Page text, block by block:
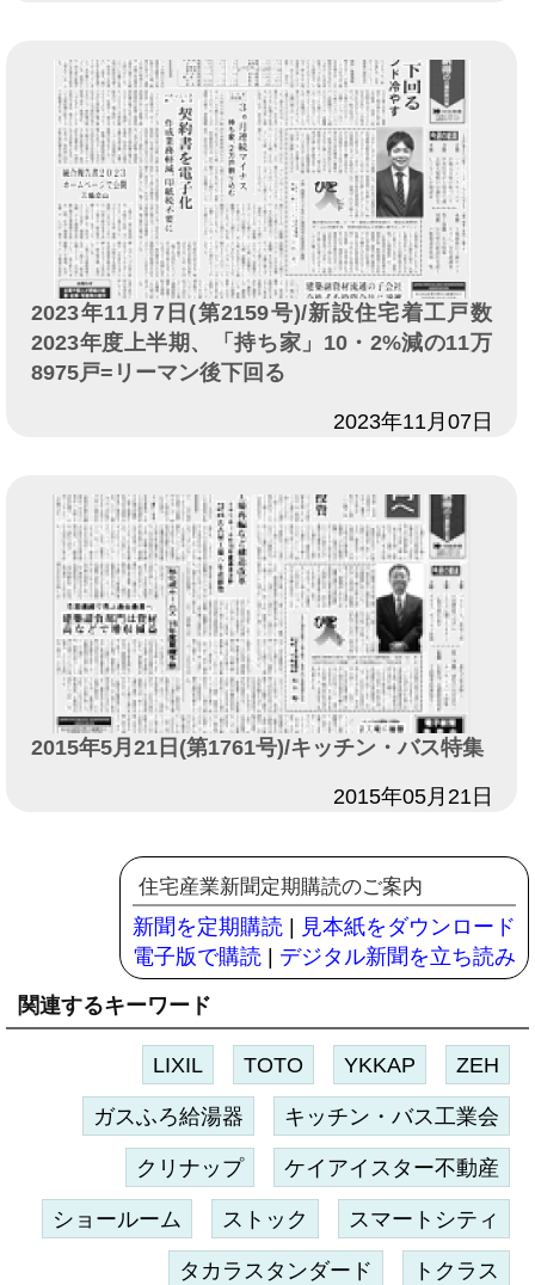
2023年11月7日(第2159号)/新設住宅着工戸数
2023年度上半期、「持ち家」10・2%減の11万
8975戸=リーマン後下回る
2023年11月07日
2015年5月21日(第1761号)/キッチン・バス特集
2015年05月21日
住宅産業新聞定期購読のご案内
新聞を定期購読
見本紙をダウンロード
電子版で購読
デジタル新聞を立ち読み
関連するキーワード
LIXIL TOTO YKKAP ZEH
ガスふろ給湯器 キッチン・バス工業会
クリナップ ケイアイスター不動産
ショールーム ストック スマートシティ
タカラスタンダード トクラス